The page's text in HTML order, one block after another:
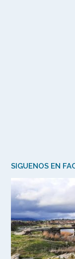
SIGUENOS EN